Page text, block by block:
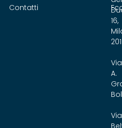
Contatti
16,
Via
A.
Via